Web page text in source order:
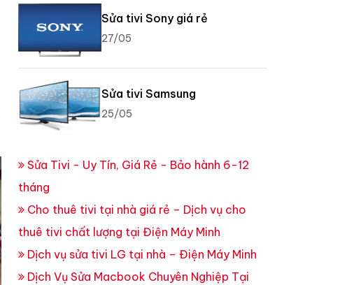
Sửa tivi Sony giá rẻ
27/05
Sửa tivi Samsung
25/05
Sửa Tivi - Uy Tín, Giá Rẻ - Bảo hành 6-12
tháng
Cho thuê tivi tại nhà giá rẻ – Dịch vụ cho
thuê tivi chất lượng tại Điện Máy Minh
Dịch vụ sửa tivi LG tại nhà – Điện Máy Minh
Dịch Vụ Sửa Macbook Chuyên Nghiệp Tại